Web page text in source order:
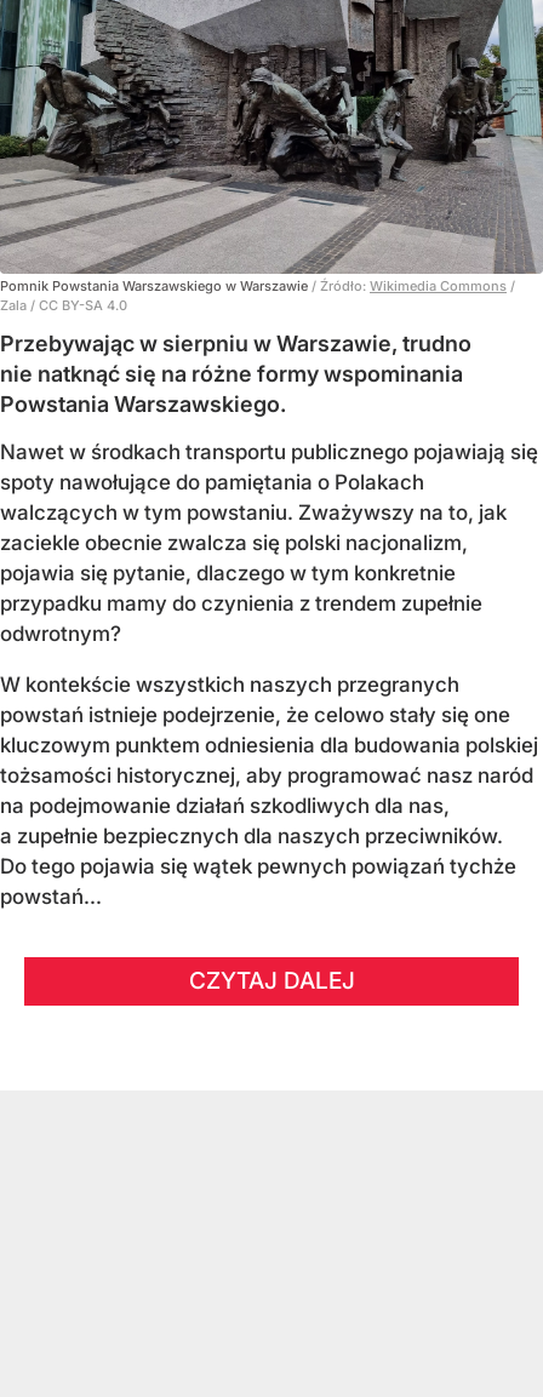
Pomnik Powstania Warszawskiego w Warszawie / Źródło: Wikimedia Commons /
Zala / CC BY-SA 4.0
Przebywając w sierpniu w Warszawie, trudno
nie natknąć się na różne formy wspominania
Powstania Warszawskiego.
Nawet w środkach transportu publicznego pojawiają się
spoty nawołujące do pamiętania o Polakach
walczących w tym powstaniu. Zważywszy na to, jak
zaciekle obecnie zwalcza się polski nacjonalizm,
pojawia się pytanie, dlaczego w tym konkretnie
przypadku mamy do czynienia z trendem zupełnie
odwrotnym?
W kontekście wszystkich naszych przegranych
powstań istnieje podejrzenie, że celowo stały się one
kluczowym punktem odniesienia dla budowania polskiej
tożsamości historycznej, aby programować nasz naród
na podejmowanie działań szkodliwych dla nas,
a zupełnie bezpiecznych dla naszych przeciwników.
Do tego pojawia się wątek pewnych powiązań tychże
powstań...
CZYTAJ DALEJ